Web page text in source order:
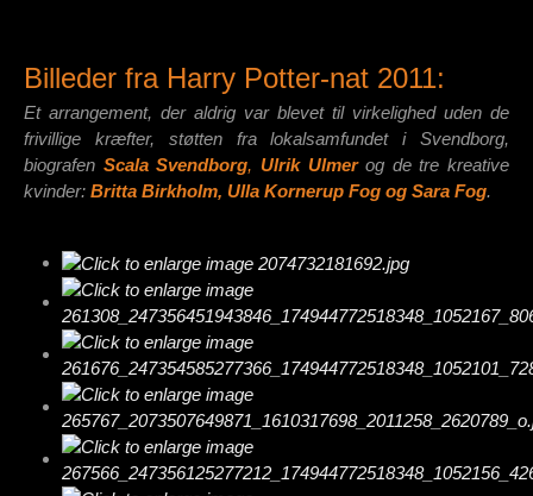
Billeder fra Harry Potter-nat 2011:
Et arrangement, der aldrig var blevet til virkelighed uden de
frivillige kræfter, støtten fra lokalsamfundet i Svendborg,
biografen Scala Svendborg, Ulrik Ulmerog de tre kreative
kvinder: Britta Birkholm, Ulla Kornerup Fog og Sara Fog.